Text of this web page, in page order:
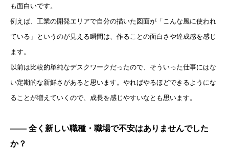
も面白いです。
例えば、工業の開発エリアで自分の描いた図面が「こんな風に使われ
ている」というのが見える瞬間は、作ることの面白さや達成感を感じ
ます。
以前は比較的単純なデスクワークだったので、そういった仕事にはな
い定期的な新鮮さがあると思います。やればやるほどできるようにな
ることが増えていくので、成長を感じやすいなとも思います。
—— 全く新しい職種・職場で不安はありませんでした
か？